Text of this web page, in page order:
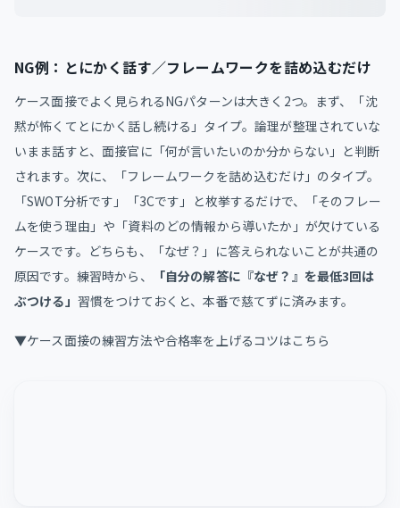
NG例：とにかく話す／フレームワークを詰め込むだけ
ケース面接でよく見られるNGパターンは大きく2つ。まず、「沈
黙が怖くてとにかく話し続ける」タイプ。論理が整理されていな
いまま話すと、面接官に「何が言いたいのか分からない」と判断
されます。次に、「フレームワークを詰め込むだけ」のタイプ。
「SWOT分析です」「3Cです」と枚挙するだけで、「そのフレー
ムを使う理由」や「資料のどの情報から導いたか」が欠けている
ケースです。どちらも、「なぜ？」に答えられないことが共通の
原因です。練習時から、
「自分の解答に『なぜ？』を最低3回は
ぶつける」 習慣をつけておくと、本番で慈てずに済みます。
▼ケース面接の練習方法や合格率を上げるコツはこちら